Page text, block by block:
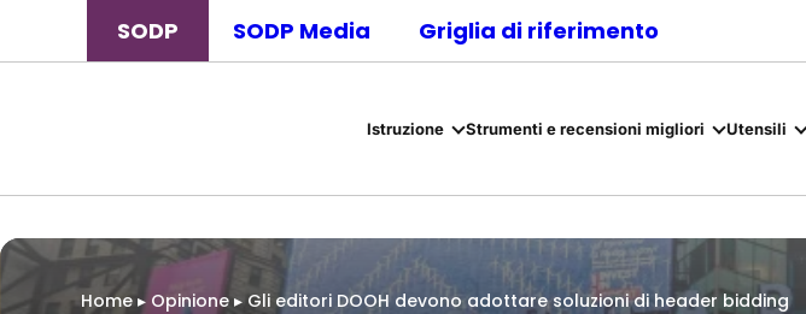
SODP SODP Media Griglia di riferimento
Istruzione Strumenti e recensioni migliori Utensili
Home▸ Opinione ▸Gli editori DOOH devono adottare soluzioni di header bidding